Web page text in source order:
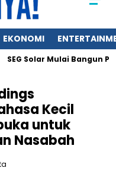
EKONOMI
Mulai Bangun Pabrik
Kecil
untuk
Nasabah